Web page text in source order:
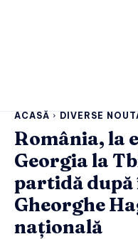
ACASĂ DIVERSE
România, la
Georgia la
partidă
Gheorghe
națională